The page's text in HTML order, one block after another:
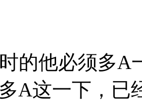
的他必须多A
A这一下，已